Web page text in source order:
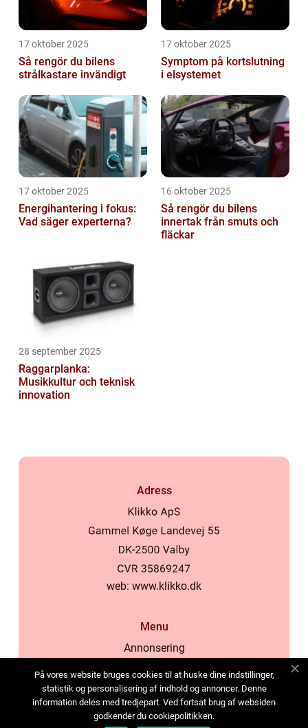
17 oktober 2025
Så rengör du bilens
strålkastare invändigt
17 oktober 2025
Symptom på kortslutning
i elsystemet
17 oktober 2025
Energihantering i fokus:
Vad säger experterna?
16 oktober 2025
Så rengör du bilens
innertak från smuts och
fläckar
28 september 2025
Raggarplanka:
Musikkultur och teknisk
innovation
Adress
web: www.klikko.dk
Menu
Annonsering
Cookies
Kontakta oss
Sitemap
På vores website bruges cookies til at huske dine indstillinger,
statistik og personalisering af indhold og annoncer. Denne
information deles med tredjepart. Ved fortsat brug af websiden
godkender du cookiepolitikken.